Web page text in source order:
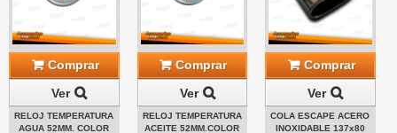
Comprar
Ver
RELOJ TEMPERATURA
AGUA 52MM. COLOR
Comprar
Ver
RELOJ TEMPERATURA
ACEITE 52MM.COLOR
Comprar
Ver
COLA ESCAPE ACERO
INOXIDABLE 137x80